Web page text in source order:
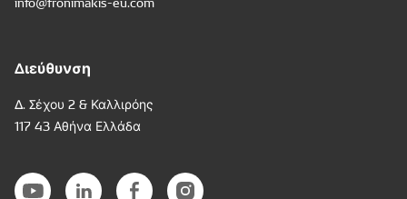
Διεύθυνση
Δ. Σέχου 2 & Καλλιρόης
117 43 Αθήνα Ελλάδα